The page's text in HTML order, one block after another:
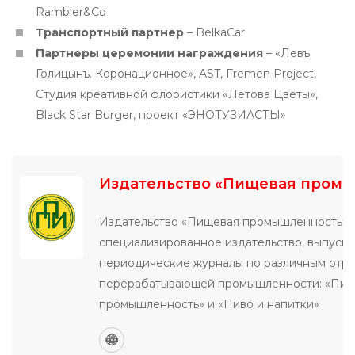
Rambler&Co
Транспортный партнер – BelkaCar
Партнеры церемонии награждения – «Левъ
Голицынъ. Коронационное», AST, Fremen Project,
Студия креативной флористики «Летова Цветы»,
Black Star Burger, проект «ЭНОТУЗИАСТЫ»
Издательство «Пищевая
Издательство «Пищевая промышленность»
специализированное издательство,
периодические журналы по различным
перерабатывающей промышленности:
промышленность» и «Пиво и напитки»